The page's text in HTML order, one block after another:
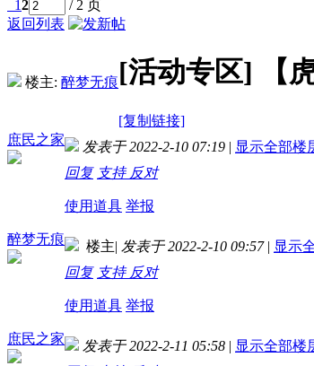
12
/ 2 页
返回列表
楼主: 醉梦无痕[活动专区] 【
[复制链接]
庶民之家
发表于 2022-2-10 07:19 | 显示全部楼
回复 支持 反对
使用道具 举报
醉梦无痕 楼主| 发表于 2022-2-10 09:57 | 显示
回复 支持 反对
使用道具 举报
庶民之家 发表于 2022-2-11 05:58 | 显示全部楼